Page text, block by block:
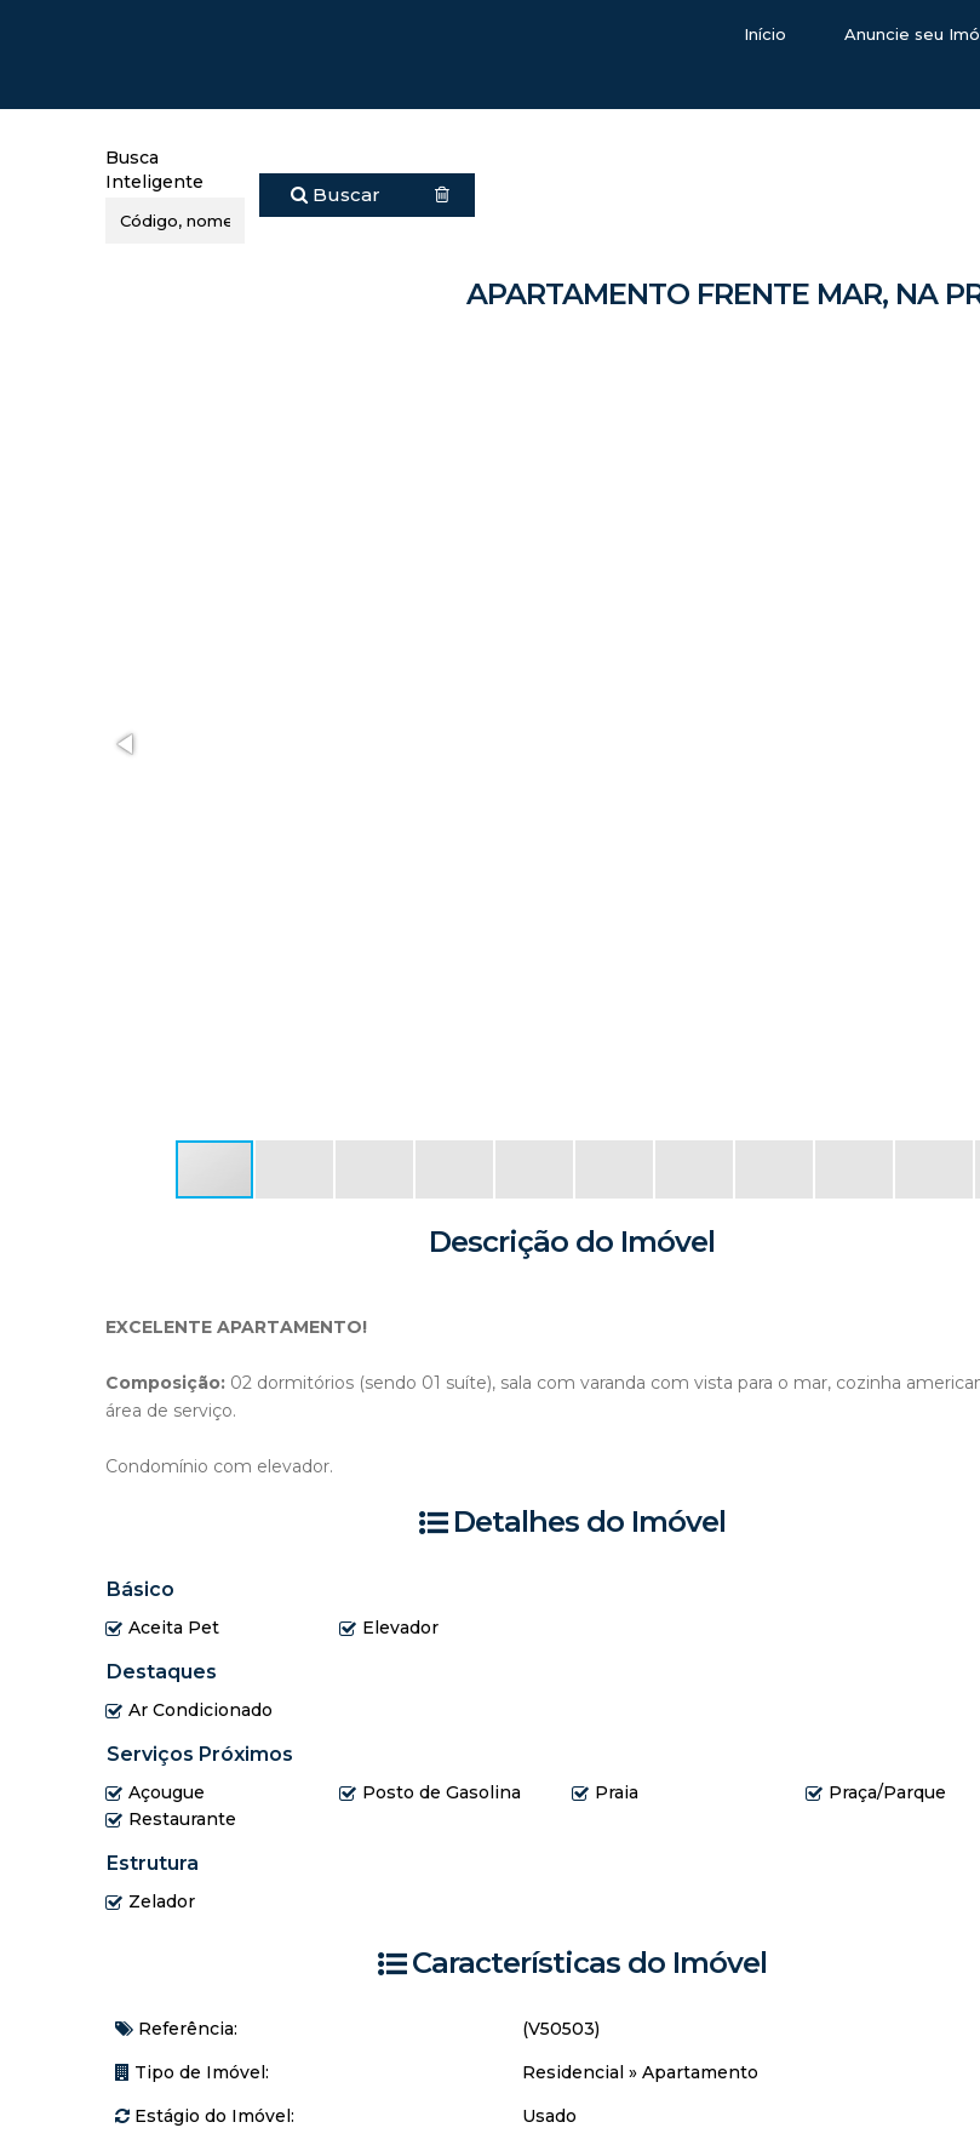
Anuncie seu
Início
Busca
Inteligente
Buscar
APARTAMENTO FRENTE MAR, NA
Descrição do Imóvel
EXCELENTE APARTAMENTO!
Composição: 02 dormitórios (sendo 01 suíte), sala com varanda com vista para o mar, cozinha
área de serviço.
Condomínio com elevador.
Detalhes do Imóvel
Básico
Aceita Pet Elevador
Destaques
Ar Condicionado
Serviços Próximos
Açougue Posto de Gasolina Praia
Praça/Parque
Restaurante
Estrutura
Zelador
Características do Imóvel
Referência:
(V50503)
Tipo de Imóvel:
Residencial » Apartamento
Estágio do Imóvel:
Usado